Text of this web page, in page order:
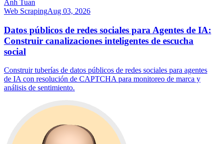
Anh Tuan
Web ScrapingAug 03, 2026
Datos públicos de redes sociales para Agentes de IA:
Construir canalizaciones inteligentes de escucha
social
Construir tuberías de datos públicos de redes sociales para agentes
de IA con resolución de CAPTCHA para monitoreo de marca y
análisis de sentimiento.